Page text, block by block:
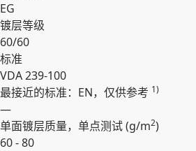
EG
镀层等级
60/60
标准
VDA 239-100
最接近的标准：EN，仅供参考 1)
—
单面镀层质量，单点测试 (g/m2)
60 - 80